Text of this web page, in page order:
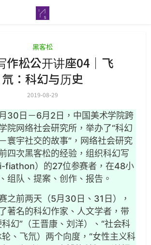
黑客松
作松公开讲座04｜飞
氘：科幻与历史
2019-08-29
30日－6月2日，中国美术学院跨
院网络社会研究所，举办了“科幻
寰宇社交的故事”，网络社会研究
四次黑客松的经验，组织科幻写
fiathon）的27位参赛者，在48小
组队、提案、创作、报告。
之前两天（5月30日、31日），
著名的科幻作家、人文学者，带
科幻”（王晋康、刘洋）、“社会科
轮、飞氘）两个向度，“女性主义科